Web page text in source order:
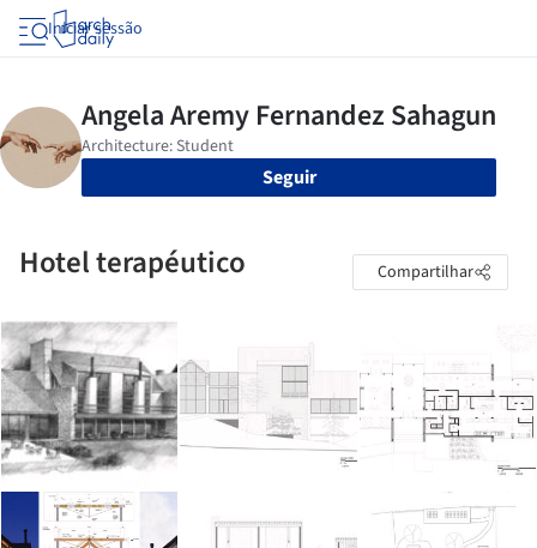
Iniciar sessão
Seguir
Hotel terapéutico Compartilhar